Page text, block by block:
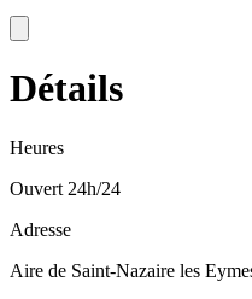
Détails
Heures
Ouvert 24h/24
Adresse
Aire de Saint-Nazaire les